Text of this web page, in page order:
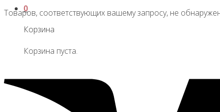
0
Корзина
Корзина пуста.
Товаров, соответствующих вашему запросу, не